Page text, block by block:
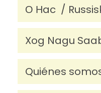
О Нac /
Xog Nagu
Quiénes